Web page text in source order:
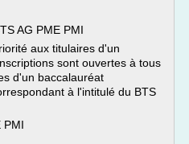
AG PME PMI
aux titulaires d'un
sont ouvertes à tous
d'un baccalauréat
à l'intitulé du BTS
PMI